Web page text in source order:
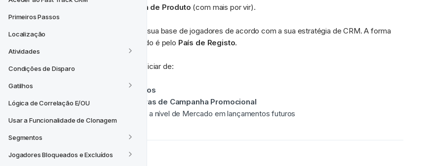
Primeiros Passos
Localização
Atividades
Condições de Disparo
Gatilhos
Lógica de Correlação E/OU
Usar a Funcionalidade de Clonagem
Segmentos
Jogadores Bloqueados e Excluídos
Valor do Jogador e Preferência de Produto (com mais por vir).
Os Mercados permitem agrupar a sua base de jogadores de acordo com a sua estratégia de CRM. A forma
mais comum de definir um Mercado é pelo País de Registo.
Ao configurar Mercados, irá beneficiar de:
Construtor de Segmentos
A capacidade de aplicar
Regras de Campanha Promocional
Capacidades mais avançadas a nível de Mercado em lançamentos futuros